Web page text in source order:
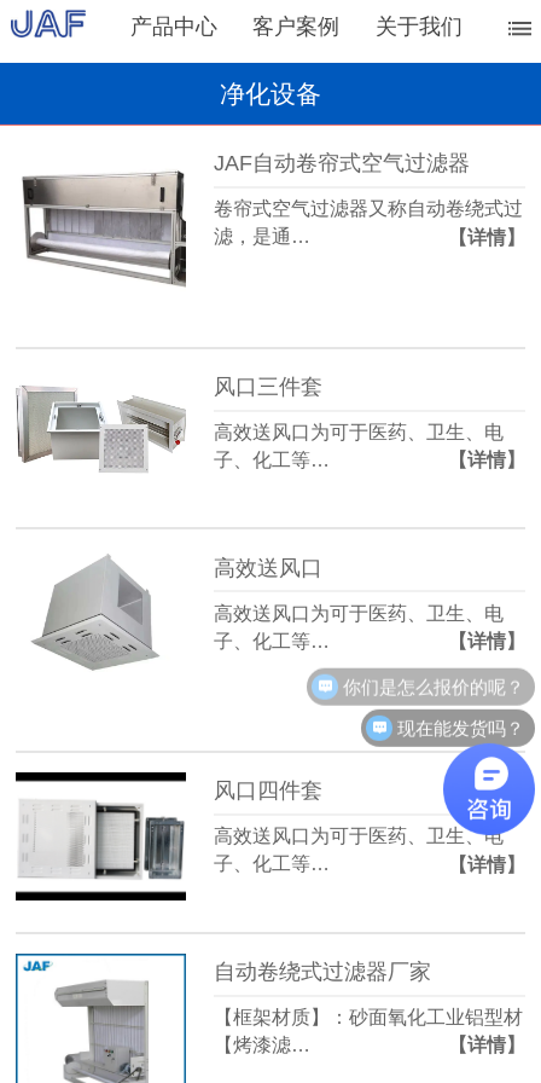
产品中心 客户案例 关于我们
净化设备
JAF自动卷帘式空气过滤器
卷帘式空气过滤器又称自动卷绕式过
滤，是通…
【详情】
风口三件套
高效送风口为可于医药、卫生、电
子、化工等…
【详情】
高效送风口
高效送风口为可于医药、卫生、电
子、化工等…
【详情】
风口四件套
高效送风口为可于医药、卫生、电
子、化工等…
【详情】
自动卷绕式过滤器厂家
【框架材质】：砂面氧化工业铝型材
【烤漆滤…
【详情】
你们是怎么报价的呢？
现在能发货吗？